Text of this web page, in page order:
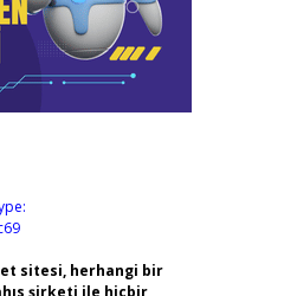
sitesi, herhangi bir
şirketi ile hiçbir